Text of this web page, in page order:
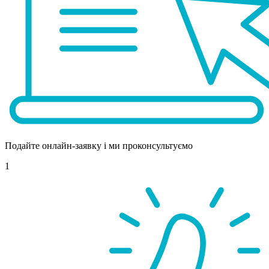
Подайте онлайн-заявку і ми проконсультуємо
1